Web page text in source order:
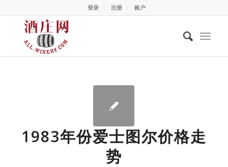
登录 注册 账户
1983年份爱士图尔价格走
势